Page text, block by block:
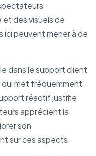
des visuels de
ici peuvent mener à de
dans le support client
qui met fréquemment
réactif justifie
apprécient la
son
sur ces aspects.